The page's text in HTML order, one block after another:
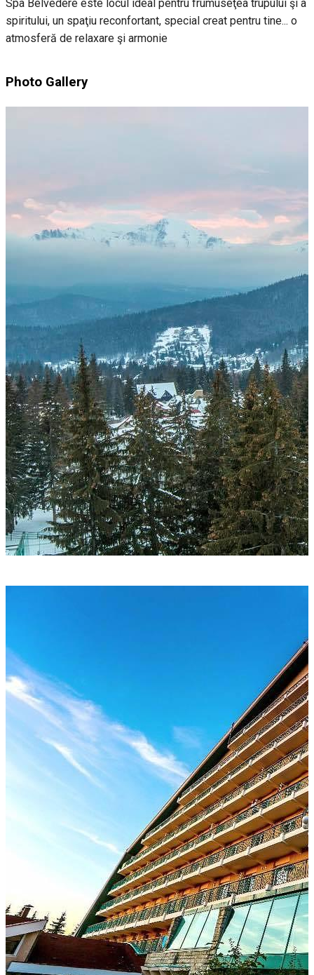
Spa Belvedere este locul ideal pentru frumuseţea trupului şi a
spiritului, un spaţiu reconfortant, special creat pentru tine... o
atmosferă de relaxare şi armonie
Photo Gallery